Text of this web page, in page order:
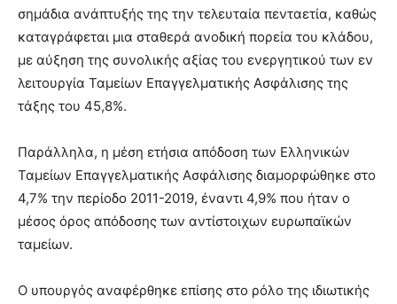
σημάδια ανάπτυξής της την τελευταία πενταετία, καθώς
καταγράφεται μια σταθερά ανοδική πορεία του κλάδου,
με αύξηση της συνολικής αξίας του ενεργητικού των εν
λειτουργία Ταμείων Επαγγελματικής Ασφάλισης της
τάξης του 45,8%.
Παράλληλα, η μέση ετήσια απόδοση των Ελληνικών
Ταμείων Επαγγελματικής Ασφάλισης διαμορφώθηκε στο
4,7% την περίοδο 2011-2019, έναντι 4,9% που ήταν ο
μέσος όρος απόδοσης των αντίστοιχων ευρωπαϊκών
ταμείων.
Ο υπουργός αναφέρθηκε επίσης στο ρόλο της ιδιωτικής